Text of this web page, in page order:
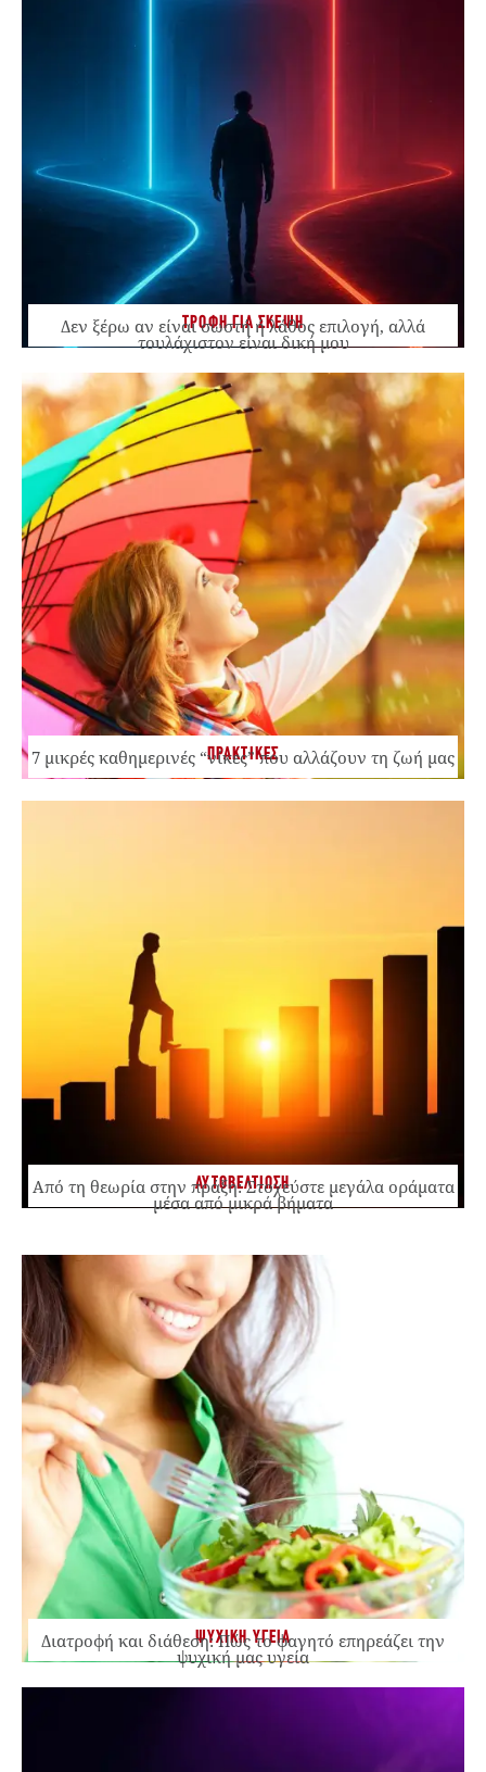
ΤΡΟΦΗ ΓΙΑ ΣΚΕΨΗ
Δεν ξέρω αν είναι σωστή ή λάθος επιλογή, αλλά
τουλάχιστον είναι δική μου
ΠΡΑΚΤΙΚΕΣ
7 μικρές καθημερινές “νίκες” που αλλάζουν τη ζωή μας
ΑΥΤΟΒΕΛΤΙΩΣΗ
Από τη θεωρία στην πράξη: Στοχεύστε μεγάλα οράματα
μέσα από μικρά βήματα
ΨΥΧΙΚΗ ΥΓΕΙΑ
Διατροφή και διάθεση: Πώς το φαγητό επηρεάζει την
ψυχική μας υγεία